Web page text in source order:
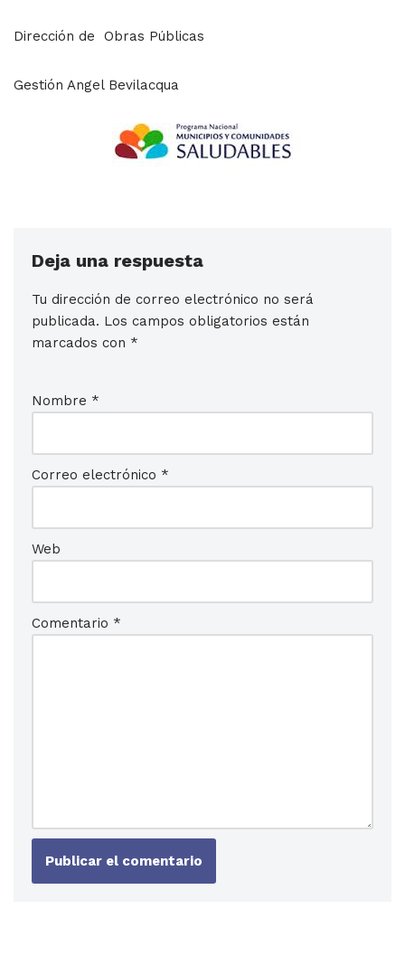
Dirección de Obras Públicas
Gestión Angel Bevilacqua
Deja una respuesta
Tu dirección de correo electrónico no será
publicada. Los campos obligatorios están
marcados con *
Nombre *
Correo electrónico *
Web
Comentario *